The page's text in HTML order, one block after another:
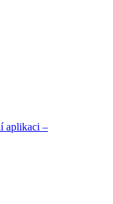
aplikaci –